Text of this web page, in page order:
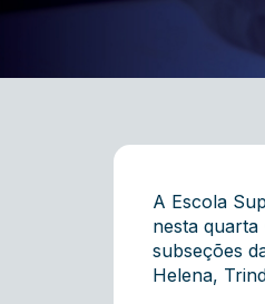
A Escola
nesta quarta
subseções
Helena,